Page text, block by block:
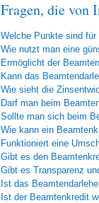
Fragen, die von
Welche Punkte sind
Wie nutzt man eine
Ermöglicht der
Kann das
Wie sieht die
Darf man beim
Sollte man sich beim
Wie kann ein
Funktioniert eine
Gibt es den
Gibt es Transparenz
Ist das
Ist der Beamtenkredit